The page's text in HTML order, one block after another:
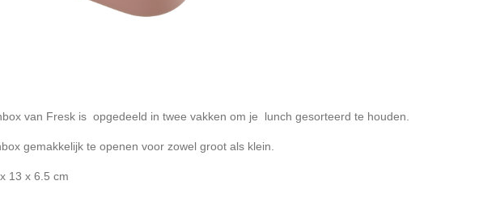
van Fresk is opgedeeld in twee vakken om je lunch gesorteerd te houden.
gemakkelijk te openen voor zowel groot als klein.
13 x 6.5 cm